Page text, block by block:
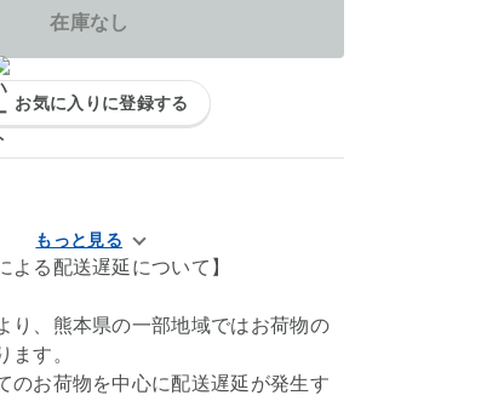
在庫なし
お気に入りに登録する
よる配送遅延について】
り、熊本県の一部地域ではお荷物の
ます。
のお荷物を中心に配送遅延が発生す